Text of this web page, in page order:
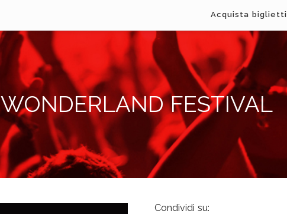
Acquista biglietti
WONDERLAND FESTIVAL
Condividi su: